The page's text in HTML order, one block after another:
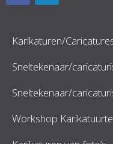
Karikaturen/
Sneltekenaar/
Sneltekenaar/
Workshop